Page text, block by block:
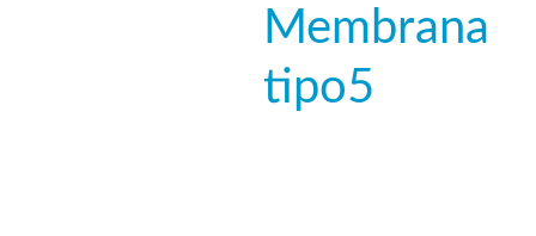
Membrana
tipo5